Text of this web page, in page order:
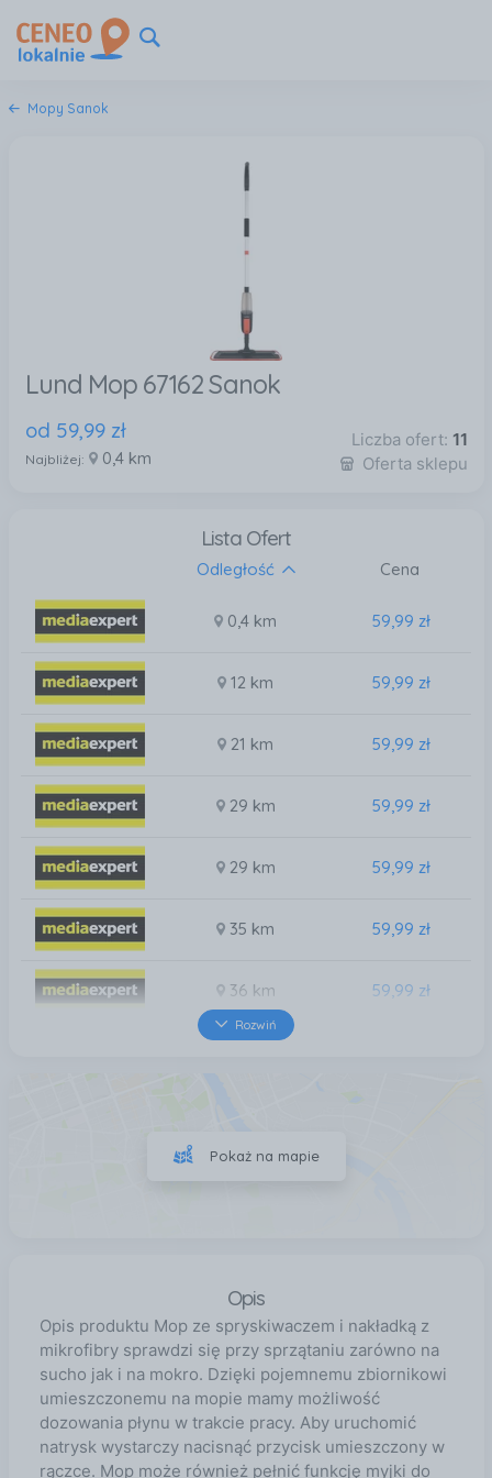
Mopy Sanok
Lund Mop 67162 Sanok
od 59,99 zł
Najbliżej: 0,4 km
Liczba ofert: 11
Oferta sklepu
Lista Ofert
Odległość Cena
0,4 km 59,99 zł
12 km 59,99 zł
21 km 59,99 zł
29 km 59,99 zł
29 km 59,99 zł
35 km 59,99 zł
36 km 59,99 zł
Rozwiń
Pokaż na mapie
Opis
Opis produktu Mop ze spryskiwaczem i nakładką z
mikrofibry sprawdzi się przy sprzątaniu zarówno na
sucho jak i na mokro. Dzięki pojemnemu zbiornikowi
umieszczonemu na mopie mamy możliwość
dozowania płynu w trakcie pracy. Aby uruchomić
natrysk wystarczy nacisnąć przycisk umieszczony w
rączce. Mop może również pełnić funkcję myjki do